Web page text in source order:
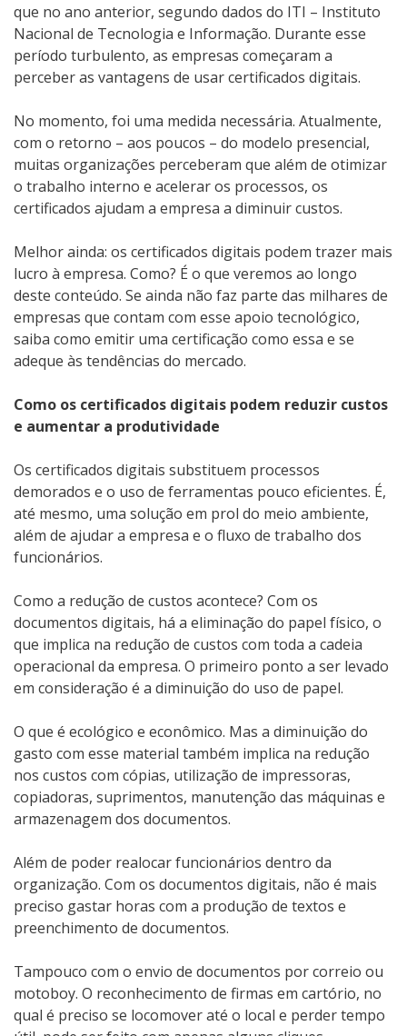
que no ano anterior, segundo dados do ITI – Instituto
Nacional de Tecnologia e Informação. Durante esse
período turbulento, as empresas começaram a
perceber as vantagens de usar certificados digitais.
No momento, foi uma medida necessária. Atualmente,
com o retorno – aos poucos – do modelo presencial,
muitas organizações perceberam que além de otimizar
o trabalho interno e acelerar os processos, os
certificados ajudam a empresa a diminuir custos.
Melhor ainda: os certificados digitais podem trazer mais
lucro à empresa. Como? É o que veremos ao longo
deste conteúdo. Se ainda não faz parte das milhares de
empresas que contam com esse apoio tecnológico,
saiba como emitir uma certificação como essa e se
adeque às tendências do mercado.
Como os certificados digitais podem reduzir custos
e aumentar a produtividade
Os certificados digitais substituem processos
demorados e o uso de ferramentas pouco eficientes. É,
até mesmo, uma solução em prol do meio ambiente,
além de ajudar a empresa e o fluxo de trabalho dos
funcionários.
Como a redução de custos acontece? Com os
documentos digitais, há a eliminação do papel físico, o
que implica na redução de custos com toda a cadeia
operacional da empresa. O primeiro ponto a ser levado
em consideração é a diminuição do uso de papel.
O que é ecológico e econômico. Mas a diminuição do
gasto com esse material também implica na redução
nos custos com cópias, utilização de impressoras,
copiadoras, suprimentos, manutenção das máquinas e
armazenagem dos documentos.
Além de poder realocar funcionários dentro da
organização. Com os documentos digitais, não é mais
preciso gastar horas com a produção de textos e
preenchimento de documentos.
Tampouco com o envio de documentos por correio ou
motoboy. O reconhecimento de firmas em cartório, no
qual é preciso se locomover até o local e perder tempo